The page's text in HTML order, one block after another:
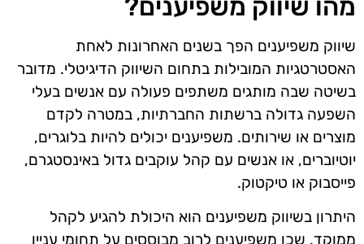
מהו שיווק משפיענים?
שיווק משפיענים הפך בשנים האחרונות לאחת
האסטרטגיות המובילות בתחום השיווק הדיגיטלי. מדובר
בשיטה שבה מותגים משתפים פעולה עם אנשים בעלי
השפעה גדולה ברשתות החברתיות, במטרה לקדם
מוצרים או שירותים. משפיענים יכולים להיות בלוגרים,
יוטיוברים, או אנשים עם קהל עוקבים גדול באינסטגרם,
פייסבוק או טיקטוק.
היתרון בשיווק משפיענים הוא היכולת להגיע לקהל
ממוקד, שכן משפיענים לרוב מבוססים על תחומי עניין